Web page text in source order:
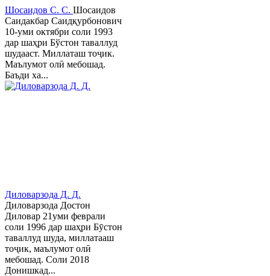
Шосаидов С. С. Шосаидов
Саидакбар Саидқурбонович
10-уми октябри соли 1993
дар шаҳри Бўстон таваллуд
шудааст. Миллаташ тоҷик.
Маълумот олӣ мебошад.
Баъди ха...
Диловарзода Д. Д.
Диловарзода Достон
Диловар 21уми феврали
соли 1996 дар шаҳри Бӯстон
таваллуд шуда, миллатааш
тоҷик, маълумот олӣ
мебошад. Соли 2018
Донишкад...